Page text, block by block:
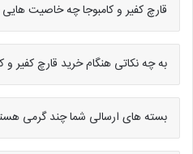
قارچ کفیر و کامبوجا چه خاصیت هایی
به چه نکاتی هنگام خرید قارچ کفیر و
بسته های ارسالی شما چند گرمی